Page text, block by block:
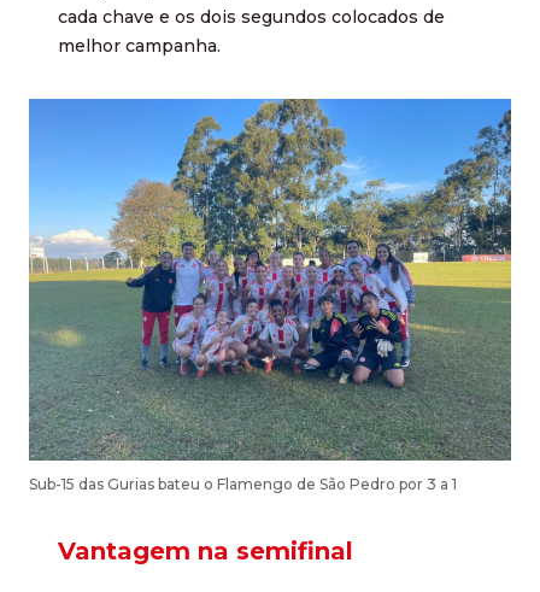
cada chave e os dois segundos colocados de
melhor campanha.
Sub-15 das Gurias bateu o Flamengo de São Pedro por 3 a 1
Vantagem na semifinal